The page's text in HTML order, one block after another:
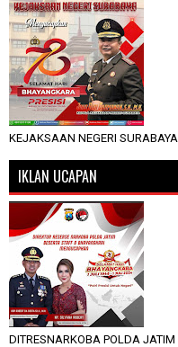
KEJAKSAAN NEGERI SURABAYA
IKLAN UCAPAN
DITRESNARKOBA POLDA JATIM